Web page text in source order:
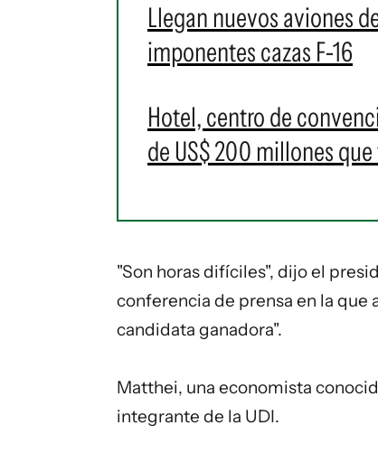
Llegan nuevos aviones
imponentes cazas F-16
Hotel, centro de
de US$ 200 millones
"Son horas difíciles", dijo el
conferencia de prensa en la que
candidata ganadora".
Matthei, una economista
integrante de la UDI.